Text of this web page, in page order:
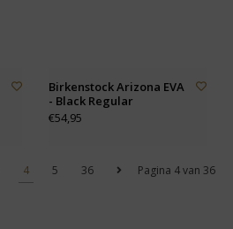
Birkenstock Arizona EVA
- Black Regular
€54,95
Pagina 4 van 36
4 5 36